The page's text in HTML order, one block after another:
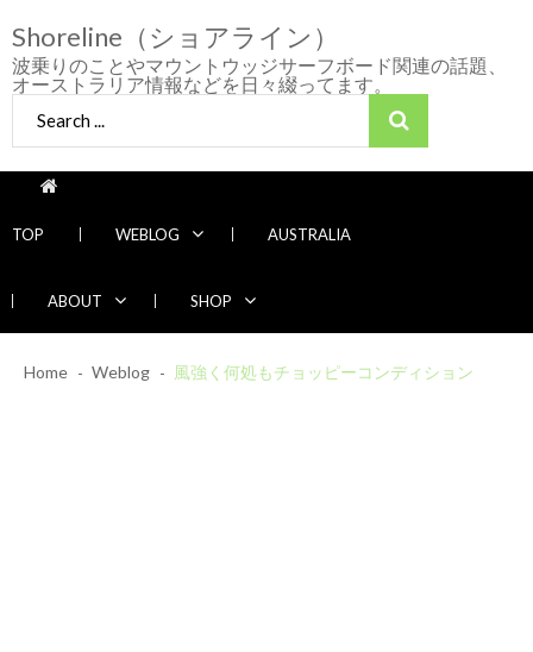
to
navigation
to
content
Shoreline（ショアライン）
波乗りのことやマウントウッジサーフボード関連の話題、
オーストラリア情報などを日々綴ってます。
for:
TOP WEBLOG AUSTRALIA
ABOUT SHOP
多め
Home Weblog 風強く何処もチョッピーコンディション